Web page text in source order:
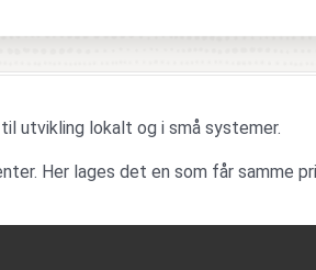
utvikling lokalt og i små systemer.
Her lages det en som får samme